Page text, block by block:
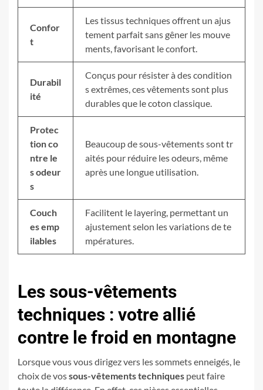
Confor
t
Les tissus techniques offrent un ajus
tement parfait sans gêner les mouve
ments, favorisant le confort.
Durabil
ité
Conçus pour résister à des condition
s extrêmes, ces vêtements sont plus
durables que le coton classique.
Protec
tion co
ntre le
s odeur
s
Beaucoup de sous-vêtements sont tr
aités pour réduire les odeurs, même
après une longue utilisation.
Couch
es emp
ilables
Facilitent le layering, permettant un
ajustement selon les variations de te
mpératures.
Les sous-vêtements
techniques : votre allié
contre le froid en montagne
Lorsque vous vous dirigez vers les sommets enneigés, le
choix de vossous-vêtements techniques peut faire